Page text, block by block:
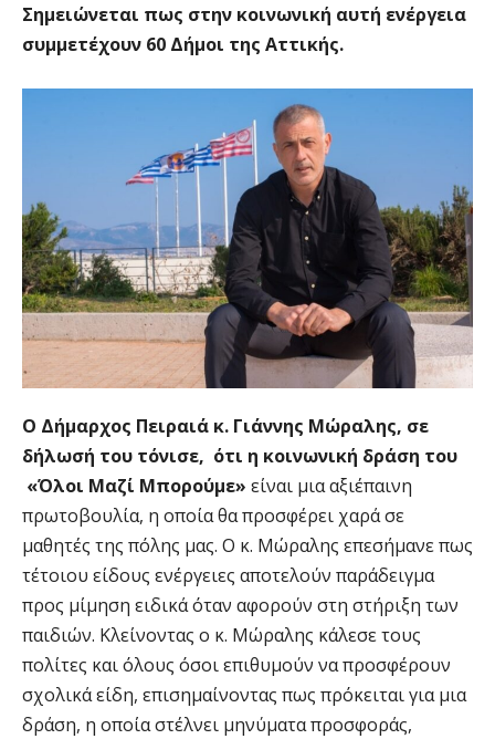
Σημειώνεται πως στην κοινωνική αυτή ενέργεια
συμμετέχουν 60 Δήμοι της Αττικής.
Ο Δήμαρχος Πειραιά κ. Γιάννης Μώραλης, σε
δήλωσή του τόνισε, ότι η κοινωνική δράση του
«Όλοι Μαζί Μπορούμε» είναι μια αξιέπαινη
πρωτοβουλία, η οποία θα προσφέρει χαρά σε
μαθητές της πόλης μας. Ο κ. Μώραλης επεσήμανε πως
τέτοιου είδους ενέργειες αποτελούν παράδειγμα
προς μίμηση ειδικά όταν αφορούν στη στήριξη των
παιδιών. Κλείνοντας ο κ. Μώραλης κάλεσε τους
πολίτες και όλους όσοι επιθυμούν να προσφέρουν
σχολικά είδη, επισημαίνοντας πως πρόκειται για μια
δράση, η οποία στέλνει μηνύματα προσφοράς,